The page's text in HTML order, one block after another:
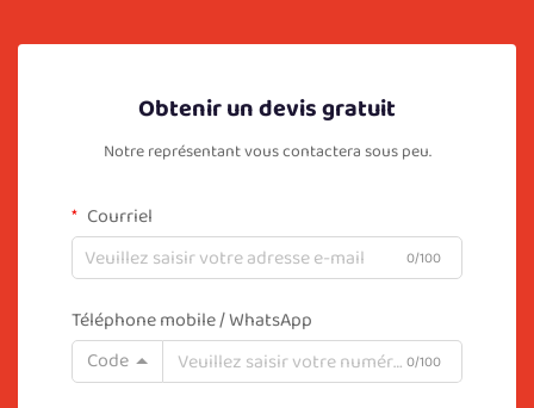
Obtenir un devis gratuit
Notre représentant vous contactera sous peu.
Courriel
0/100
Téléphone mobile / WhatsApp
Code
0/100